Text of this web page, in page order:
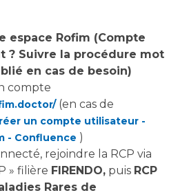
et Réadaptation
Handicap 13
santé
au Laboratoire de Biologie
Pathologiques
espace Rofim (Compte
? Suivre la procédure mot
en cas de besoin)
compte
(en cas de
un compte utilisateur -
- Confluence )
rejoindre la RCP via
» filière FIRENDO, puis RCP
Rares de